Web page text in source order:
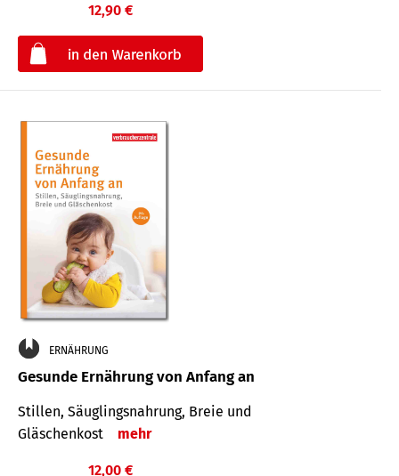
12,90 €
ERNÄHRUNG
Gesunde Ernährung von Anfang an
Stillen, Säuglingsnahrung, Breie und
Gläschenkost
mehr
12,00 €